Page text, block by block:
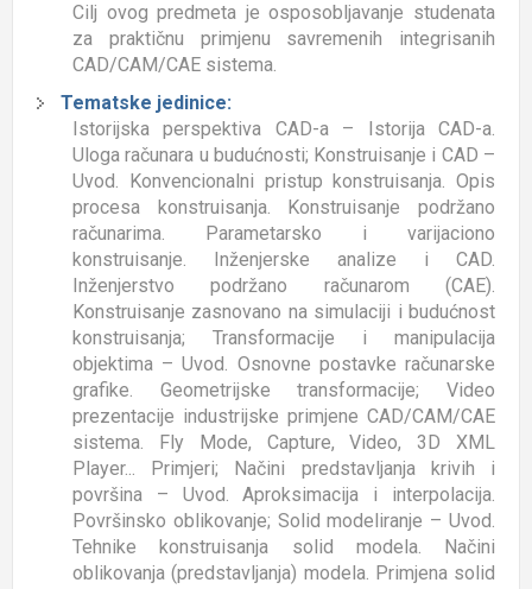
Cilj ovog predmeta je osposobljavanje studenata
za praktičnu primjenu savremenih integrisanih
CAD/CAM/CAE sistema.
Tematske jedinice:
Istorijska perspektiva CAD-a – Istorija CAD-a.
Uloga računara u budućnosti; Konstruisanje i CAD –
Uvod. Konvencionalni pristup konstruisanja. Opis
procesa konstruisanja. Konstruisanje podržano
računarima. Parametarsko i varijaciono
konstruisanje. Inženjerske analize i CAD.
Inženjerstvo podržano računarom (CAE).
Konstruisanje zasnovano na simulaciji i budućnost
konstruisanja; Transformacije i manipulacija
objektima – Uvod. Osnovne postavke računarske
grafike. Geometrijske transformacije; Video
prezentacije industrijske primjene CAD/CAM/CAE
sistema. Fly Mode, Capture, Video, 3D XML
Player... Primjeri; Načini predstavljanja krivih i
površina – Uvod. Aproksimacija i interpolacija.
Površinsko oblikovanje; Solid modeliranje – Uvod.
Tehnike konstruisanja solid modela. Načini
oblikovanja (predstavljanja) modela. Primjena solid